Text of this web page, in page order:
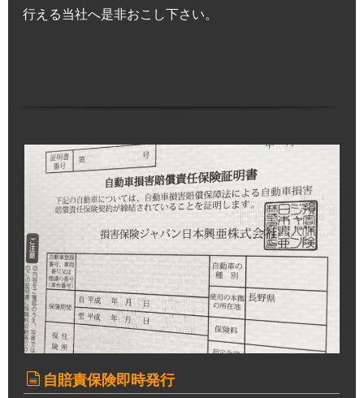
行える当社へ是非おこし下さい。
自賠責保険即時発行